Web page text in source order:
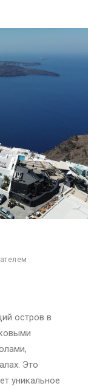
остров в
Это
уникальное